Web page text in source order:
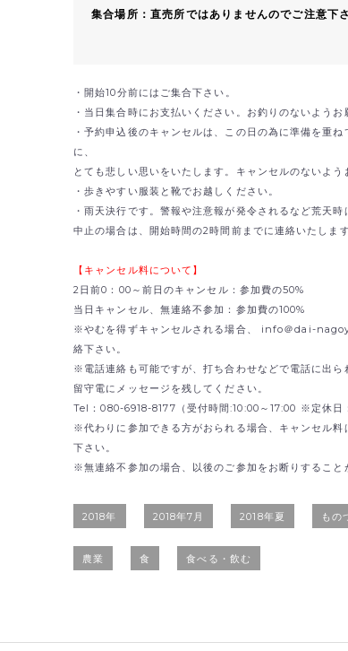
集合場所：直売所ではありませんのでご注意下さ
・開始10分前にはご集合下さい。
・当日集合時にお支払いください。お釣りのないようお
・予約申込後のキャンセルは、この日の為に準備を重
に、
とても悲しい思いをいたします。キャンセルのないよう
・歩きやすい服装と靴でお越しください。
・雨天決行です。警報や注意報が発令されるなど荒天時
中止の場合は、開始時間の2時間前までに連絡いたします
【キャンセル料について】
2日前0：00～前日のキャンセル：参加費の50%
当日キャンセル、無連絡不参加：参加費の100%
※やむを得ずキャンセルされる場合、 info＠dai-
絡下さい。
※電話連絡も可能ですが、打ち合わせなどで電話に出ら
留守電にメッセージを残してください。
Tel：080-6918-8177（受付時間:10:00～17:00 ※定休日
※代わりに参加できる方がおられる場合、キャンセル料
下さい。
※無連絡不参加の場合、以後のご参加をお断りすること
2018年 2018年7月 2018年夏 もの
農業 食 食べる・飲む